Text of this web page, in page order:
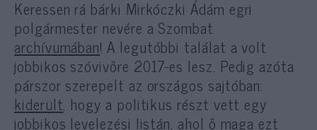
Keressen rá bárki Mirkóczki Ádám egri
polgármester nevére a Szombat
archívumában! A legutóbbi találat a volt
jobbikos szóvivőre 2017-es lesz. Pedig azóta
párszor szerepelt az országos sajtóban:
kiderült, hogy a politikus részt vett egy
jobbikos levelezési listán, ahol ő maga ezt